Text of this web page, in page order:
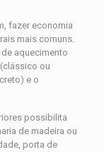
fazer economia
mais comuns.
aquecimento
ou
e o
possibilita
de madeira ou
porta de